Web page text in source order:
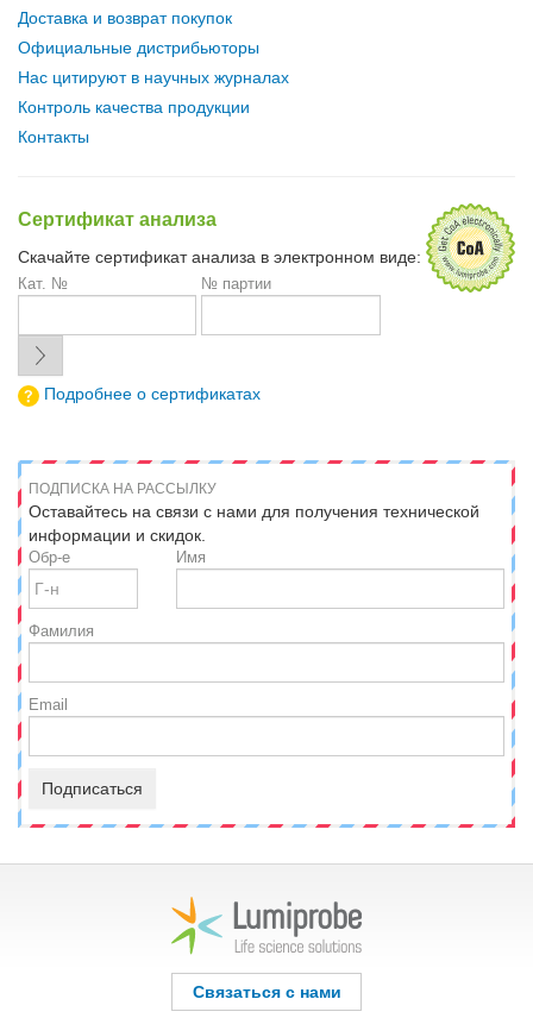
Доставка и возврат покупок
Официальные дистрибьюторы
Нас цитируют в научных журналах
Контроль качества продукции
Контакты
Сертификат анализа
Скачайте сертификат анализа в электронном виде:
Кат. № № партии
Подробнее о сертификатах
ПОДПИСКА НА РАССЫЛКУ
Оставайтесь на связи с нами для получения технической
информации и скидок.
Обр-е Имя
Фамилия
Email
Подписаться
Связаться с нами